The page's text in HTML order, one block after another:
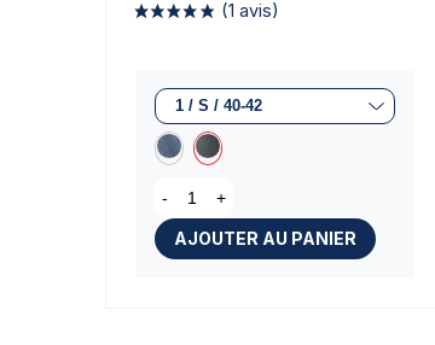
- +
AJOUTER AU PANIER